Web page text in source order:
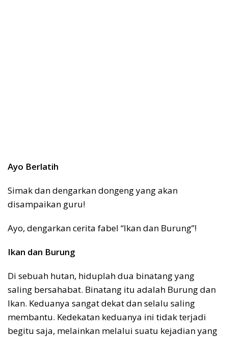
Ayo Berlatih
Simak dan dengarkan dongeng yang akan
disampaikan guru!
Ayo, dengarkan cerita fabel “Ikan dan Burung”!
Ikan dan Burung
Di sebuah hutan, hiduplah dua binatang yang
saling bersahabat. Binatang itu adalah Burung dan
Ikan. Keduanya sangat dekat dan selalu saling
membantu. Kedekatan keduanya ini tidak terjadi
begitu saja, melainkan melalui suatu kejadian yang